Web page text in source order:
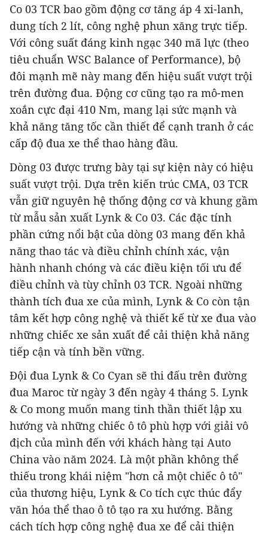
Co 03 TCR bao gồm động cơ tăng áp 4 xi-lanh,
dung tích 2 lít, công nghệ phun xăng trực tiếp.
Với công suất đáng kinh ngạc 340 mã lực (theo
tiêu chuẩn WSC Balance of Performance), bộ
đôi mạnh mẽ này mang đến hiệu suất vượt trội
trên đường đua. Động cơ cũng tạo ra mô-men
xoắn cực đại 410 Nm, mang lại sức mạnh và
khả năng tăng tốc cần thiết để cạnh tranh ở các
cấp độ đua xe thể thao hàng đầu.
Dòng 03 được trưng bày tại sự kiện này có hiệu
suất vượt trội. Dựa trên kiến trúc CMA, 03 TCR
vẫn giữ nguyên hệ thống động cơ và khung gầm
từ mẫu sản xuất Lynk & Co 03. Các đặc tính
phần cứng nổi bật của dòng 03 mang đến khả
năng thao tác và điều chỉnh chính xác, vận
hành nhanh chóng và các điều kiện tối ưu để
điều chỉnh và tùy chỉnh 03 TCR. Ngoài những
thành tích đua xe của mình, Lynk & Co còn tận
tâm kết hợp công nghệ và thiết kế từ xe đua vào
những chiếc xe sản xuất để cải thiện khả năng
tiếp cận và tính bền vững.
Đội đua Lynk & Co Cyan sẽ thi đấu trên đường
đua Maroc từ ngày 3 đến ngày 4 tháng 5. Lynk
& Co mong muốn mang tinh thần thiết lập xu
hướng và những chiếc ô tô phù hợp với giải vô
địch của mình đến với khách hàng tại Auto
China vào năm 2024. Là một phần không thể
thiếu trong khái niệm "hơn cả một chiếc ô tô"
của thương hiệu, Lynk & Co tích cực thúc đẩy
văn hóa thể thao ô tô tạo ra xu hướng. Bằng
cách tích hợp công nghệ đua xe để cải thiện